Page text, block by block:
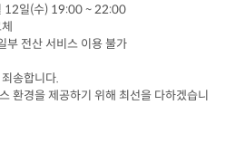
12일(수) 19:00 ~ 22:00
부 전산 서비스 이용 불가
환경을 제공하기 위해 최선을 다하겠습니